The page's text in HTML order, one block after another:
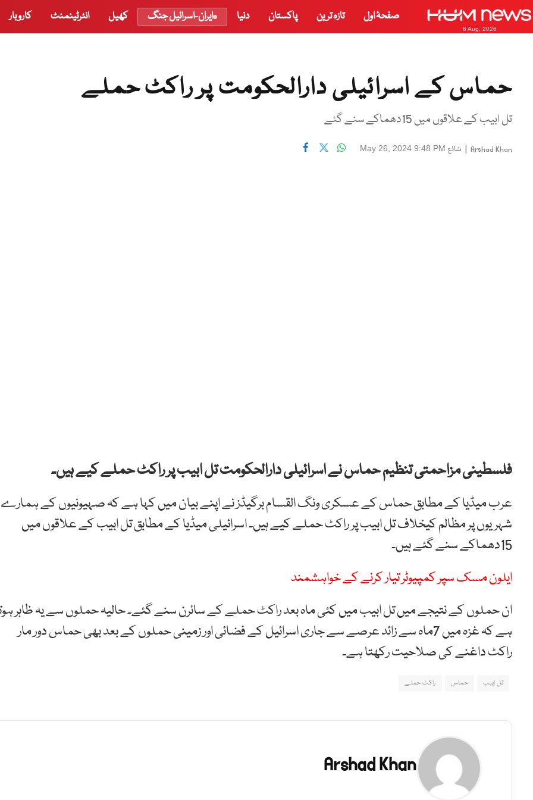
6 Aug, 2026
صفحۂ اول تازہ ترین پاکستان دنیا ایران-اسرائیل جنگ کھیل انٹرٹینمنٹ کاروبار
حماس کے اسرائیلی دارالحکومت پر راکٹ حملے
تل ابیب کے علاقوں میں 15دھماکے سنے گئے
Arshad Khan
| شائع May 26, 2024 9:48 PM
فلسطینی مزاحمتی تنظیم حماس نے اسرائیلی دارالحکومت تل ابیب پر راکٹ حملے کیے ہیں۔
عرب میڈیا کے مطابق حماس کے عسکری ونگ القسام برگیڈز نے اپنے بیان میں کہا ہے کہ صہیونیوں کے ہمارے
شہریوں پر مظالم کیخلاف تل ابیب پر راکٹ حملے کیے ہیں۔ اسرائیلی میڈیا کے مطابق تل ابیب کے علاقوں میں
15دھماکے سنے گئے ہیں۔
ایلون مسک سپر کمپیوٹر تیار کرنے کے خواہشمند
ان حملوں کے نتیجے میں تل ابیب میں کئی ماہ بعد راکٹ حملے کے سائرن سنے گئے۔ حالیہ حملوں سے یہ ظاہر
ہے کہ غزہ میں 7ماہ سے زائد عرصے سے جاری اسرائیل کے فضائی اور زمینی حملوں کے بعد بھی حماس دور مار
راکٹ داغنے کی صلاحیت رکھتا ہے۔
تل ایبب حماس راکٹ حملے
Arshad Khan